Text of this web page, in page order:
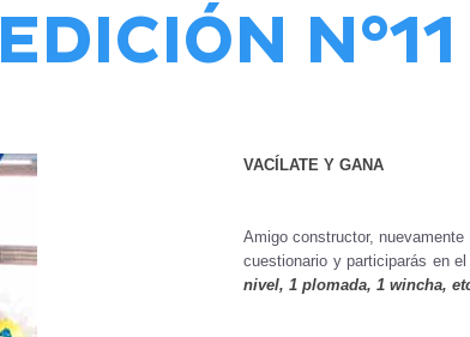
EDICIÓN N°11
VACÍLATE Y GANA
Amigo constructor,
cuestionario y participarás en el
nivel, 1 plomada, 1 wincha,